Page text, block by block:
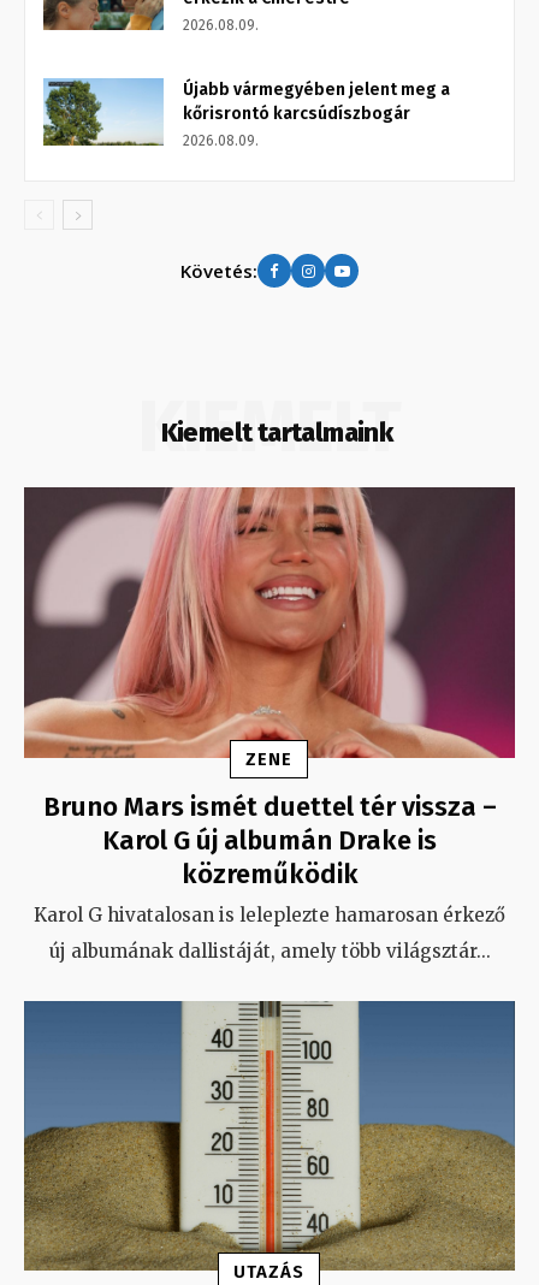
2026.08.09.
Újabb vármegyében jelent meg a
kőrisrontó karcsúdíszbogár
2026.08.09.
Követés:
Kiemelt tartalmaink
KIEMELT
ZENE
Bruno Mars ismét duettel tér vissza –
Karol G új albumán Drake is
közreműködik
Karol G hivatalosan is leleplezte hamarosan érkező
új albumának dallistáját, amely több világsztár...
UTAZÁS